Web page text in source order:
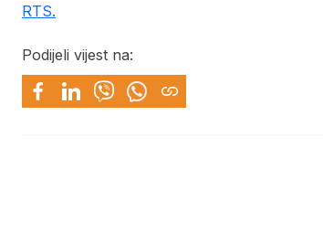
RTS.
Podijeli vijest na: